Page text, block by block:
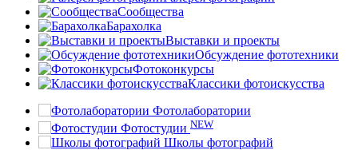
Сообщества
Барахолка
Выставки и проекты
Обсуждение фототехники
Фотоконкурсы
Классики фотоискусства
Фотолаборатории
Фотостудии NEW
Школы фотографий